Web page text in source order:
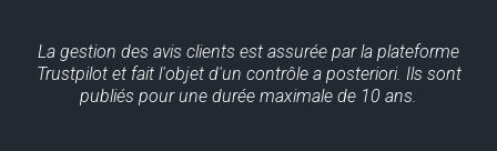
La gestion des avis clients est assurée par la plateforme
Trustpilot et fait l'objet d'un contrôle a posteriori. Ils sont
publiés pour une durée maximale de 10 ans.